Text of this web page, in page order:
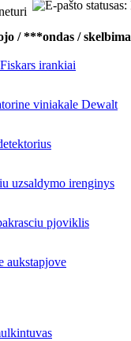
/ ***ondas /
irankiai
viniakale Dewalt
uzsaldymo irenginys
pjoviklis
aukstapjove